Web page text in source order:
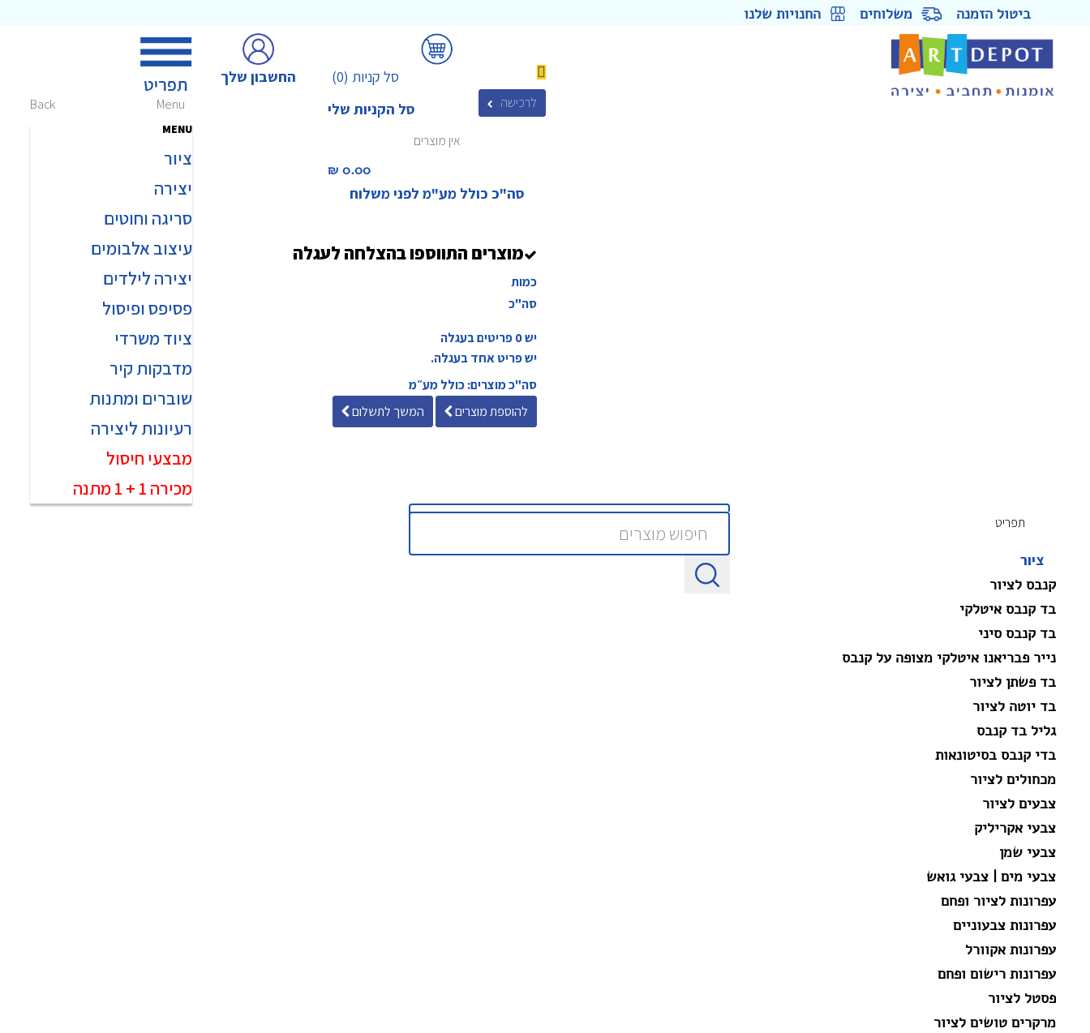
ביטול הזמנה משלוחים החנויות שלנו
Menu
Back
MENU
ציור
יצירה
סריגה וחוטים
עיצוב אלבומים
יצירה לילדים
פסיפס ופיסול
ציוד משרדי
מדבקות קיר
שוברים ומתנות
מבצעי חיסול
רעיונות ליצירה
מכירה 1 + 1 מתנה
החשבון שלך (0) סל קניות
סל הקניות שלי
לרכישה
אין מוצרים
0.00 ₪‎
סה"כ כולל מע"מ לפני משלוח
מוצרים התווספו בהצלחה לעגלה
כמות
סה"כ
יש0פריטים בעגלה
יש פריט אחד בעגלה.
סה"כ מוצרים: כולל מע״מ
להוספת מוצרים
המשך לתשלום
תפריט
ציור
קנבס לציור
בד קנבס איטלקי
בד קנבס סיני
נייר פבריאנו איטלקי מצופה על קנבס
בד פשתן לציור
בד יוטה לציור
גליל בד קנבס
בדי קנבס בסיטונאות
מכחולים לציור
צבעים לציור
צבעי אקריליק
צבעי שמן
צבעי מים | צבעי גואש
עפרונות לציור ופחם
עפרונות צבעוניים
עפרונות אקוורל
עפרונות רישום ופחם
פסטל לציור
מרקרים טושים לציור